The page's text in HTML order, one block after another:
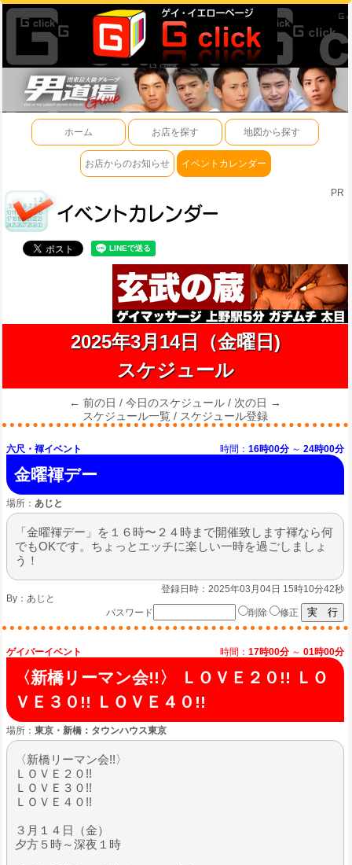
ホーム お店を探す 地図から探す
お店からのお知らせ イベントカレンダー
PR
2025年3月14日（金曜日)
スケジュール
← 前の日 / 今日のスケジュール / 次の日 →
スケジュール一覧 / スケジュール登録
六尺・褌イベント 時間： 16時00分 ～ 24時00分
金曜褌デー
場所： あじと
「金曜褌デー」を１６時〜２４時まで開催致します褌なら何
でもOKです。ちょっとエッチに楽しい一時を過ごしましょ
う！
登録日時：2025年03月04日 15時10分42秒
By： あじと
パスワード
削除 修正
ゲイバーイベント 時間： 17時00分 ～ 01時00分
〈新橋リーマン会!!〉 ＬＯＶＥ２０!! ＬＯ
ＶＥ３０!! ＬＯＶＥ４０!!
場所： 東京・新橋：タウンハウス東京
〈新橋リーマン会!!〉
ＬＯＶＥ２０!!
ＬＯＶＥ３０!!
ＬＯＶＥ４０!!
３月１４日（金）
夕方５時～深夜１時